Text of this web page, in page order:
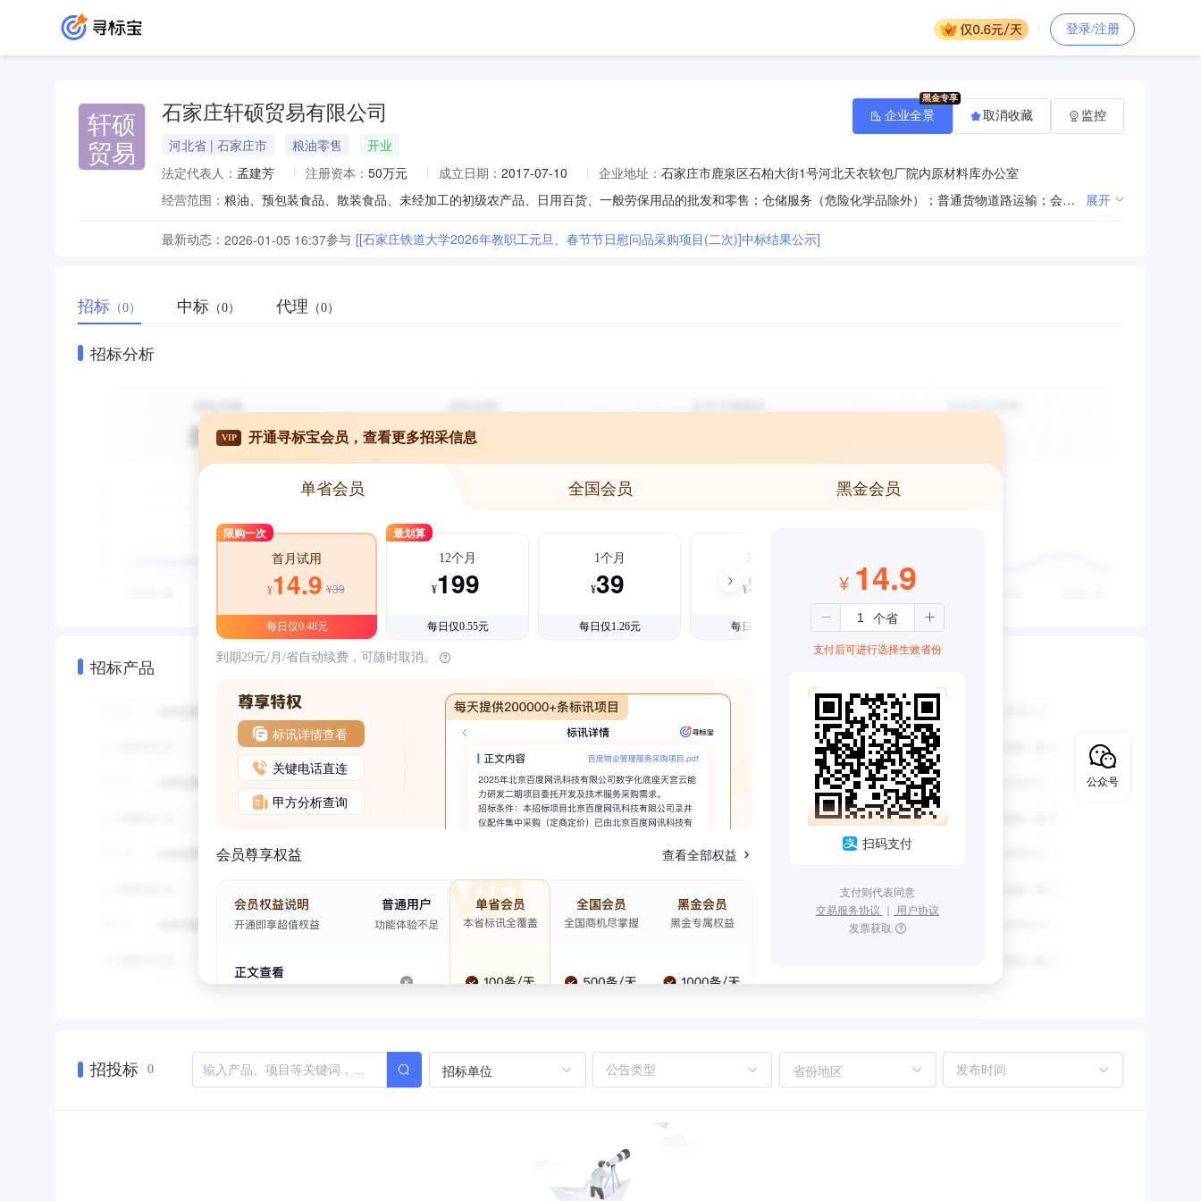
登录/注册
轩硕
贸易
石家庄轩硕贸易有限公司
河北省 | 石家庄市 粮油零售
开业
法定代表人： 孟建芳 注册资本： 50万元 成立日期： 2017-07-10 企业地址： 石家庄市鹿泉区石柏大街1号河北天衣软包厂院内原材料库办公室
经营范围：
粮油、预包装食品、散装食品、未经加工的初级农产品、日用百货、一般劳保用品的批发和零售；仓储服务（危险化学品除外）；普通货物道路运输；会议及展览展示服务；广告设计、制作。（依法须经批准的项目，经相关部门批准后方可开展经营活动） 展开
最新动态： 2026-01-05 16:37参与 [[石家庄铁道大学2026年教职工元旦、春节节日慰问品采购项目(二次)]中标结果公示]
企业全景 取消收藏 监控
招标 （0） 中标 （0） 代理 （0）
招标分析
招标产品
VIP 开通寻标宝会员，查看更多招采信息
单省会员 全国会员 黑金会员
限购一次
首月试用
¥14.9 ¥39
每日仅0.48元
最划算
12个月
¥199
每日仅0.55元
1个月
¥39
每日仅1.26元
3个月
¥99
每日仅1.08元
到期29元/月/省自动续费，可随时取消。
标讯详情查看
关键电话直连
甲方分析查询
会员尊享权益 查看全部权益
¥ 14.9
支付后可进行选择生效省份
扫码支付
支付则代表同意
交易服务协议 ｜ 用户协议
发票获取
招投标 0 招标单位 省份地区
公众号